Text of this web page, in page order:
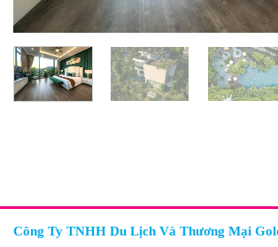
Công Ty TNHH Du Lịch Và Thương Mại